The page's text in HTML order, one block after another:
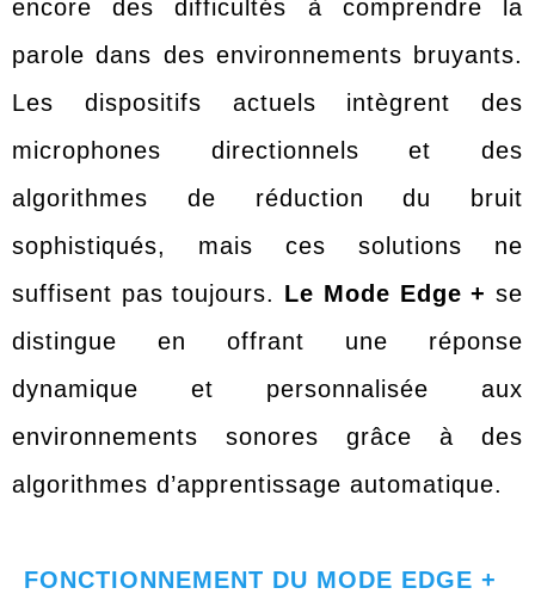
encore des difficultés à comprendre la
parole dans des environnements bruyants.
Les dispositifs actuels intègrent des
microphones directionnels et des
algorithmes de réduction du bruit
sophistiqués, mais ces solutions ne
suffisent pas toujours. Le Mode Edge + se
distingue en offrant une réponse
dynamique et personnalisée aux
environnements sonores grâce à des
algorithmes d’apprentissage automatique.
FONCTIONNEMENT DU MODE EDGE +